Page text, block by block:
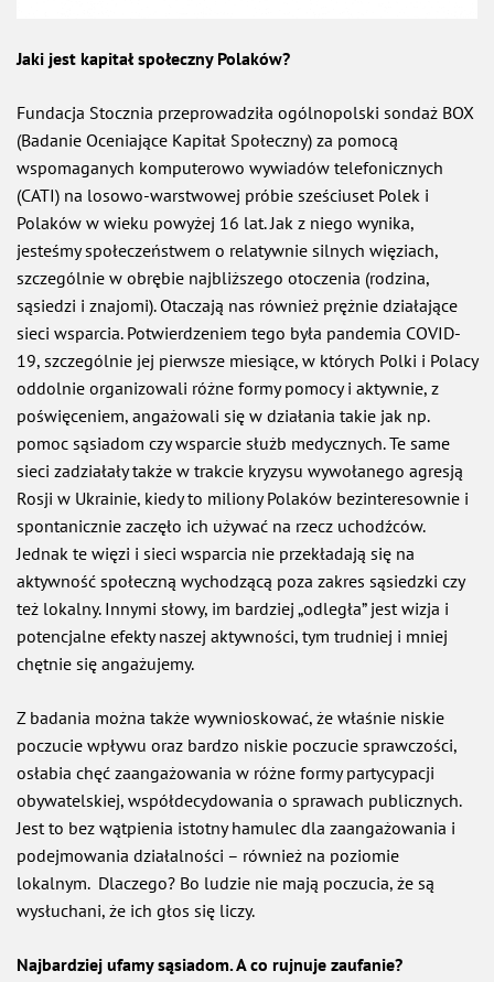
Jaki jest kapitał społeczny Polaków?
Fundacja Stocznia przeprowadziła ogólnopolski sondaż BOX
(Badanie Oceniające Kapitał Społeczny) za pomocą
wspomaganych komputerowo wywiadów telefonicznych
(CATI) na losowo-warstwowej próbie sześciuset Polek i
Polaków w wieku powyżej 16 lat. Jak z niego wynika,
jesteśmy społeczeństwem o relatywnie silnych więziach,
szczególnie w obrębie najbliższego otoczenia (rodzina,
sąsiedzi i znajomi). Otaczają nas również prężnie działające
sieci wsparcia. Potwierdzeniem tego była pandemia COVID-
19, szczególnie jej pierwsze miesiące, w których Polki i Polacy
oddolnie organizowali różne formy pomocy i aktywnie, z
poświęceniem, angażowali się w działania takie jak np.
pomoc sąsiadom czy wsparcie służb medycznych. Te same
sieci zadziałały także w trakcie kryzysu wywołanego agresją
Rosji w Ukrainie, kiedy to miliony Polaków bezinteresownie i
spontanicznie zaczęło ich używać na rzecz uchodźców.
Jednak te więzi i sieci wsparcia nie przekładają się na
aktywność społeczną wychodzącą poza zakres sąsiedzki czy
też lokalny. Innymi słowy, im bardziej „odległa” jest wizja i
potencjalne efekty naszej aktywności, tym trudniej i mniej
chętnie się angażujemy.
Z badania można także wywnioskować, że właśnie niskie
poczucie wpływu oraz bardzo niskie poczucie sprawczości,
osłabia chęć zaangażowania w różne formy partycypacji
obywatelskiej, współdecydowania o sprawach publicznych.
Jest to bez wątpienia istotny hamulec dla zaangażowania i
podejmowania działalności – również na poziomie
lokalnym. Dlaczego? Bo ludzie nie mają poczucia, że są
wysłuchani, że ich głos się liczy.
Najbardziej ufamy sąsiadom. A co rujnuje zaufanie?